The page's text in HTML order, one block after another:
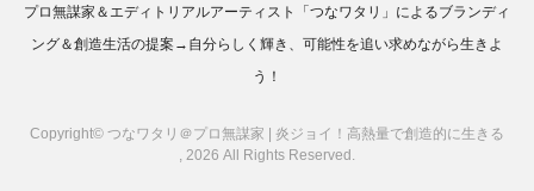
プロ無謀家＆エディトリアルアーティスト「つなワタリ」によるブランディ
ング＆創造生活の提案→自分らしく輝き、可能性を追い求めながら生きよ
う！
Copyright© つなワタリ＠プロ無謀家 | 炎ジョイ！高熱量で創造的に生きる
, 2026 All Rights Reserved.